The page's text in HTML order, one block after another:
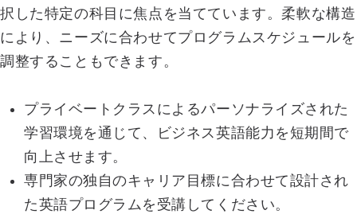
択した特定の科目に焦点を当てています。柔軟な構造
により、ニーズに合わせてプログラムスケジュールを
調整することもできます。
プライベートクラスによるパーソナライズされた
学習環境を通じて、ビジネス英語能力を短期間で
向上させます。
専門家の独自のキャリア目標に合わせて設計され
た英語プログラムを受講してください。